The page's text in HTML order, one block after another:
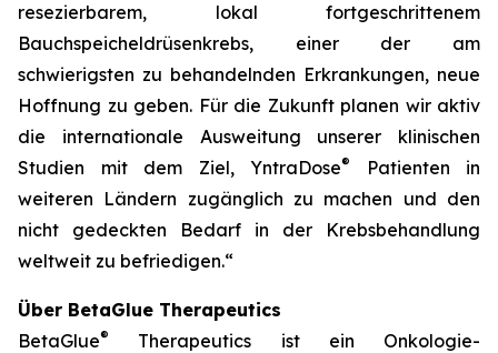
resezierbarem, lokal fortgeschrittenem
Bauchspeicheldrüsenkrebs, einer der am
schwierigsten zu behandelnden Erkrankungen, neue
Hoffnung zu geben. Für die Zukunft planen wir aktiv
die internationale Ausweitung unserer klinischen
Studien mit dem Ziel, YntraDose®
Patienten in
weiteren Ländern zugänglich zu machen und den
nicht gedeckten Bedarf in der Krebsbehandlung
weltweit zu befriedigen.“
Über BetaGlue Therapeutics
BetaGlue®
Therapeutics ist ein Onkologie-